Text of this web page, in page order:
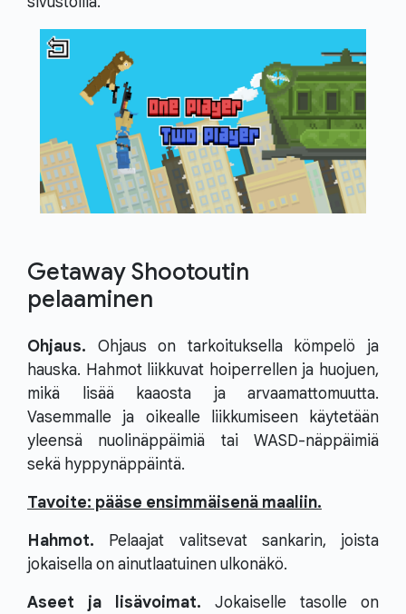
Getaway Shootoutin
pelaaminen
Ohjaus. Ohjaus on tarkoituksella kömpelö ja
hauska. Hahmot liikkuvat hoiperrellen ja huojuen,
mikä lisää kaaosta ja arvaamattomuutta.
Vasemmalle ja oikealle liikkumiseen käytetään
yleensä nuolinäppäimiä tai WASD-näppäimiä
sekä hyppynäppäintä.
Tavoite: pääse ensimmäisenä maaliin.
Hahmot. Pelaajat valitsevat sankarin, joista
jokaisella on ainutlaatuinen ulkonäkö.
Aseet ja lisävoimat. Jokaiselle tasolle on